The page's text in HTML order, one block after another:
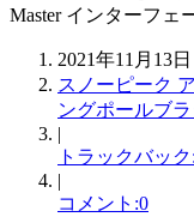
Master インターフェ
2021年11月13日
スノーピーク
ングポールブ
|
トラックバッ
|
コメント:0